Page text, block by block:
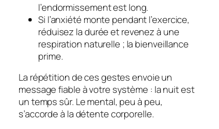
l’endormissement est long.
Si l’anxiété monte pendant l’exercice,
réduisez la durée et revenez à une
respiration naturelle ; la bienveillance
prime.
La répétition de ces gestes envoie un
message fiable à votre système : la nuit est
un temps sûr. Le mental, peu à peu,
s’accorde à la détente corporelle.